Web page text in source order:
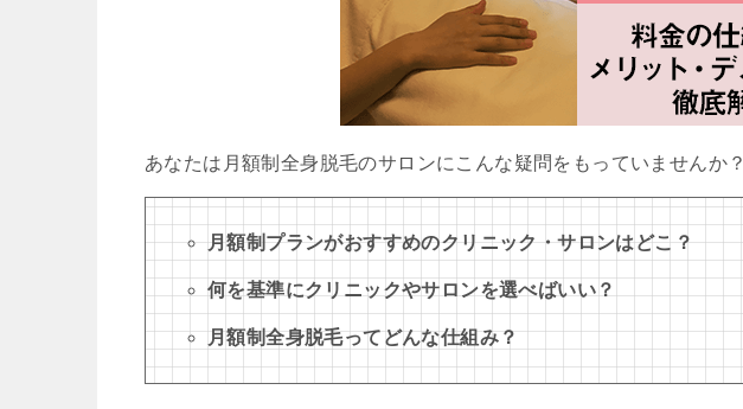
あなたは月額制全身脱毛のサロンにこんな疑問をもっていませんか？
月額制プランがおすすめのクリニック・サロンはどこ？
何を基準にクリニックやサロンを選べばいい？
月額制全身脱毛ってどんな仕組み？